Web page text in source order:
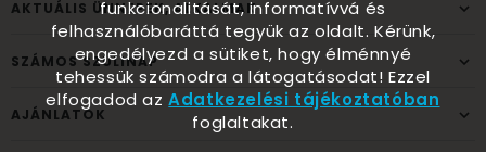
AKTUÁLIS ÜNNEPEK, ALKALMAK
SZÁMOS SZÜLINAP
AJÁNLATOK
funkcionalitását, informatívvá és
felhasználóbaráttá tegyük az oldalt. Kérünk,
engedélyezd a sütiket, hogy élménnyé
tehessük számodra a látogatásodat! Ezzel
elfogadod azAdatkezelési tájékoztatóban
foglaltakat.